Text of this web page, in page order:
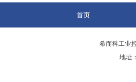
首页
希而科工业
地址